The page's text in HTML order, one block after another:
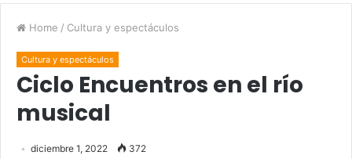
Home / Cultura y espectáculos
Cultura y espectáculos
Ciclo Encuentros en el río
musical
diciembre 1, 2022 372